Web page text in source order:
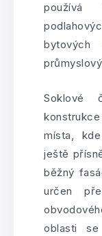
používá
Soklové
místa,
ještě
běžný
určen
oblasti